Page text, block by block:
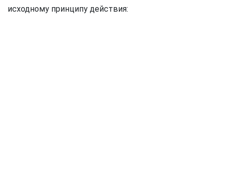
исходному принципу действия: